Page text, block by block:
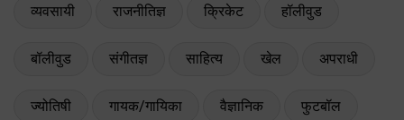
व्यवसायी राजनीतिज्ञ क्रिकेट हॉलीवुड
बॉलीवुड संगीतज्ञ साहित्य खेल अपराधी
ज्योतिषी गायक/गायिका वैज्ञानिक फुटबॉल